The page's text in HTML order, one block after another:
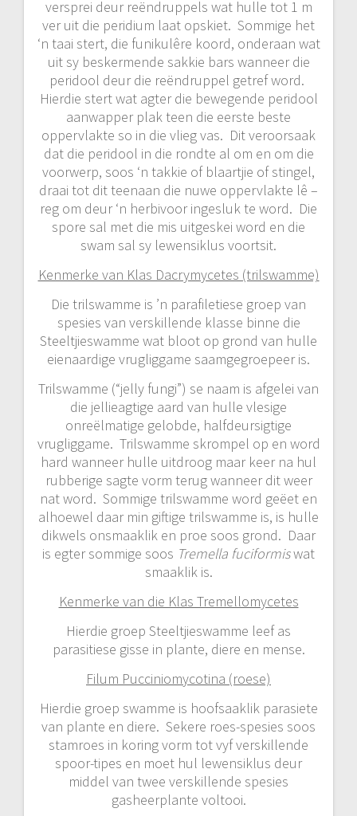
versprei deur reëndruppels wat hulle tot 1 m
ver uit die peridium laat opskiet. Sommige het
‘n taai stert, die funikulêre koord, onderaan wat
uit sy beskermende sakkie bars wanneer die
peridool deur die reëndruppel getref word.
Hierdie stert wat agter die bewegende peridool
aanwapper plak teen die eerste beste
oppervlakte so in die vlieg vas. Dit veroorsaak
dat die peridool in die rondte al om en om die
voorwerp, soos ‘n takkie of blaartjie of stingel,
draai tot dit teenaan die nuwe oppervlakte lê –
reg om deur ‘n herbivoor ingesluk te word. Die
spore sal met die mis uitgeskei word en die
swam sal sy lewensiklus voortsit.
Kenmerke van Klas Dacrymycetes (trilswamme)
Die trilswamme is ’n parafiletiese groep van
spesies van verskillende klasse binne die
Steeltjieswamme wat bloot op grond van hulle
eienaardige vrugliggame saamgegroepeer is.
Trilswamme (“jelly fungi”) se naam is afgelei van
die jellieagtige aard van hulle vlesige
onreëlmatige gelobde, halfdeursigtige
vrugliggame. Trilswamme skrompel op en word
hard wanneer hulle uitdroog maar keer na hul
rubberige sagte vorm terug wanneer dit weer
nat word. Sommige trilswamme word geëet en
alhoewel daar min giftige trilswamme is, is hulle
dikwels onsmaaklik en proe soos grond. Daar
is egter sommige soos Tremella fuciformiswat
smaaklik is.
Kenmerke van die Klas Tremellomycetes
Hierdie groep Steeltjieswamme leef as
parasitiese gisse in plante, diere en mense.
Filum Pucciniomycotina (roese)
Hierdie groep swamme is hoofsaaklik parasiete
van plante en diere. Sekere roes-spesies soos
stamroes in koring vorm tot vyf verskillende
spoor-tipes en moet hul lewensiklus deur
middel van twee verskillende spesies
gasheerplante voltooi.